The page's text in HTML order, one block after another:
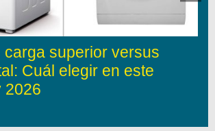
carga superior versus
Cuál elegir en este
2026